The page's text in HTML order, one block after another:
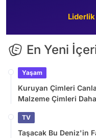
En Yeni
Yaşam
Kuruyan Çimleri
Malzeme Çimleri
TV
Taşacak Bu Deniz'in